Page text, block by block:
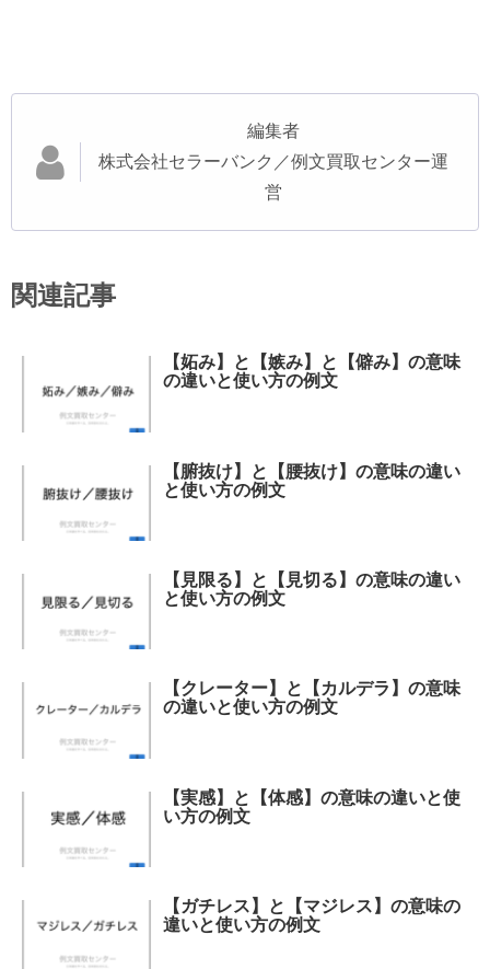
編集者
株式会社セラーバンク／例文買取センター運
営
関連記事
【妬み】と【嫉み】と【僻み】の意味
の違いと使い方の例文
【腑抜け】と【腰抜け】の意味の違い
と使い方の例文
【見限る】と【見切る】の意味の違い
と使い方の例文
【クレーター】と【カルデラ】の意味
の違いと使い方の例文
【実感】と【体感】の意味の違いと使
い方の例文
【ガチレス】と【マジレス】の意味の
違いと使い方の例文